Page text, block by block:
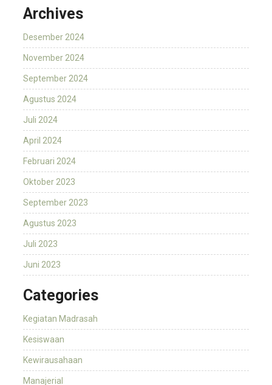
Archives
Desember 2024
November 2024
September 2024
Agustus 2024
Juli 2024
April 2024
Februari 2024
Oktober 2023
September 2023
Agustus 2023
Juli 2023
Juni 2023
Categories
Kegiatan Madrasah
Kesiswaan
Kewirausahaan
Manajerial